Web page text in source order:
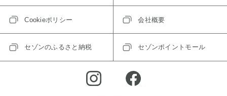
Cookieポリシー 会社概要
セゾンのふるさと納税 セゾンポイントモール